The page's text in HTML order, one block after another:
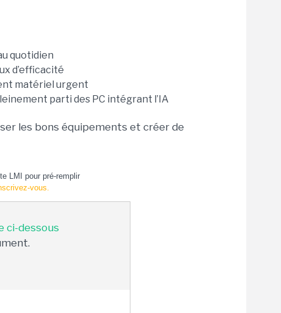
quotidien
d’efficacité
matériel urgent
parti des PC intégrant l’IA
les bons équipements et créer de
LMI pour pré-remplir
vous.
ci-dessous